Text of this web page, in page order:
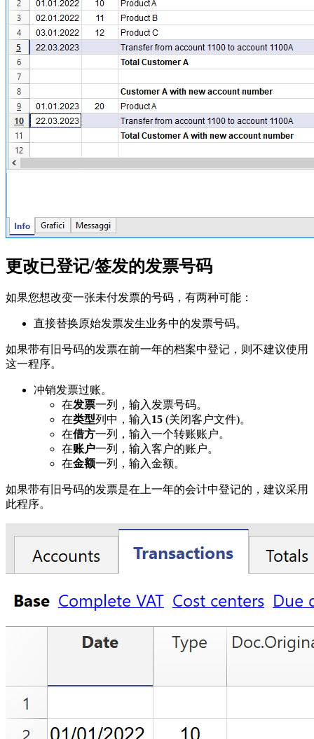
更改已登记/签发的发票号码
如果您想改变一张未付发票的号码，有两种可能：
直接替换原始发票发生业务中的发票号码。
如果带有旧号码的发票在前一年的档案中登记，则不建议使用
这一程序。
冲销发票过账。
在发票一列，输入发票号码。
在类型列中，输入15 (关闭客户文件)。
在借方一列，输入一个转账账户。
在账户一列，输入客户的账户。
在金额一列，输入金额。
如果带有旧号码的发票是在上一年的会计中登记的，建议采用
此程序。